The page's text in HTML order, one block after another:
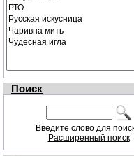
Поиск
Введите слово для
Расширенный поиск